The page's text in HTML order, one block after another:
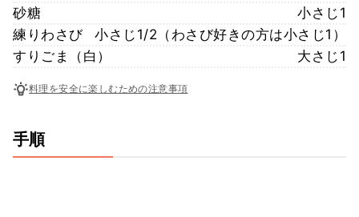
砂糖
小さじ1
練りわさび
小さじ1/2（わさび好きの方は小さじ1）
すりごま（白）
大さじ1
料理を安全に楽しむための注意事項
手順